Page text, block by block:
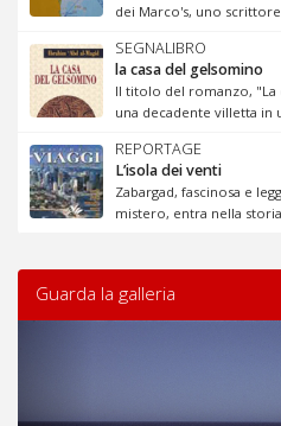
dei Marco's, uno scrittore
SEGNALIBRO
la casa del gelsomino
Il titolo del romanzo, "La
una decadente villetta in
REPORTAGE
L’isola dei venti
Zabargad, fascinosa e
mistero, entra nella storia
Guarda la galleria